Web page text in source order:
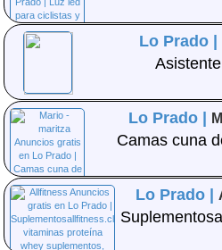
Lo Prado |
Lo Prado |
Camas cuna
Lo Prado |